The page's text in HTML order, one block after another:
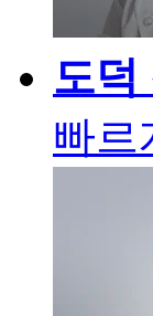
도덕
빠르